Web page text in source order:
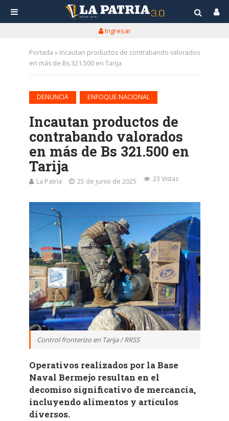
Ingresar
Portada » Incautan productos de contrabando valorados
en más de Bs 321.500 en Tarija
DENUNCIA ENFOQUE NACIONAL
Incautan productos de
contrabando valorados
en más de Bs 321.500 en
Tarija
La Patria 25 de junio de 2025 23 Vistas
Control fronterizo en Tarija / RRSS
Operativos realizados por la Base
Naval Bermejo resultan en el
decomiso significativo de mercancía,
incluyendo alimentos y artículos
diversos.